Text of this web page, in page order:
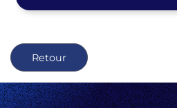
Retour